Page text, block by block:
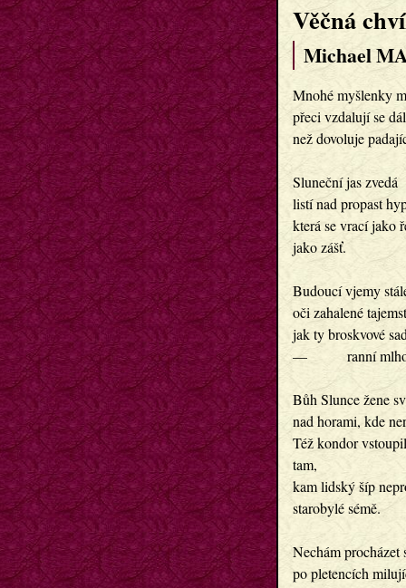
Věčná
Michael
Mnohé myšlenky
přeci vzdalují se
než dovoluje
Sluneční jas zvedá
listí nad propast
která se vrací jako
jako zášť.
Budoucí vjemy
oči zahalené
jak ty broskvové
—         ranní
Bůh Slunce žene
nad horami, kde
Též kondor
tam,
kam lidský šíp
starobylé sémě.
Nechám
po pletencích